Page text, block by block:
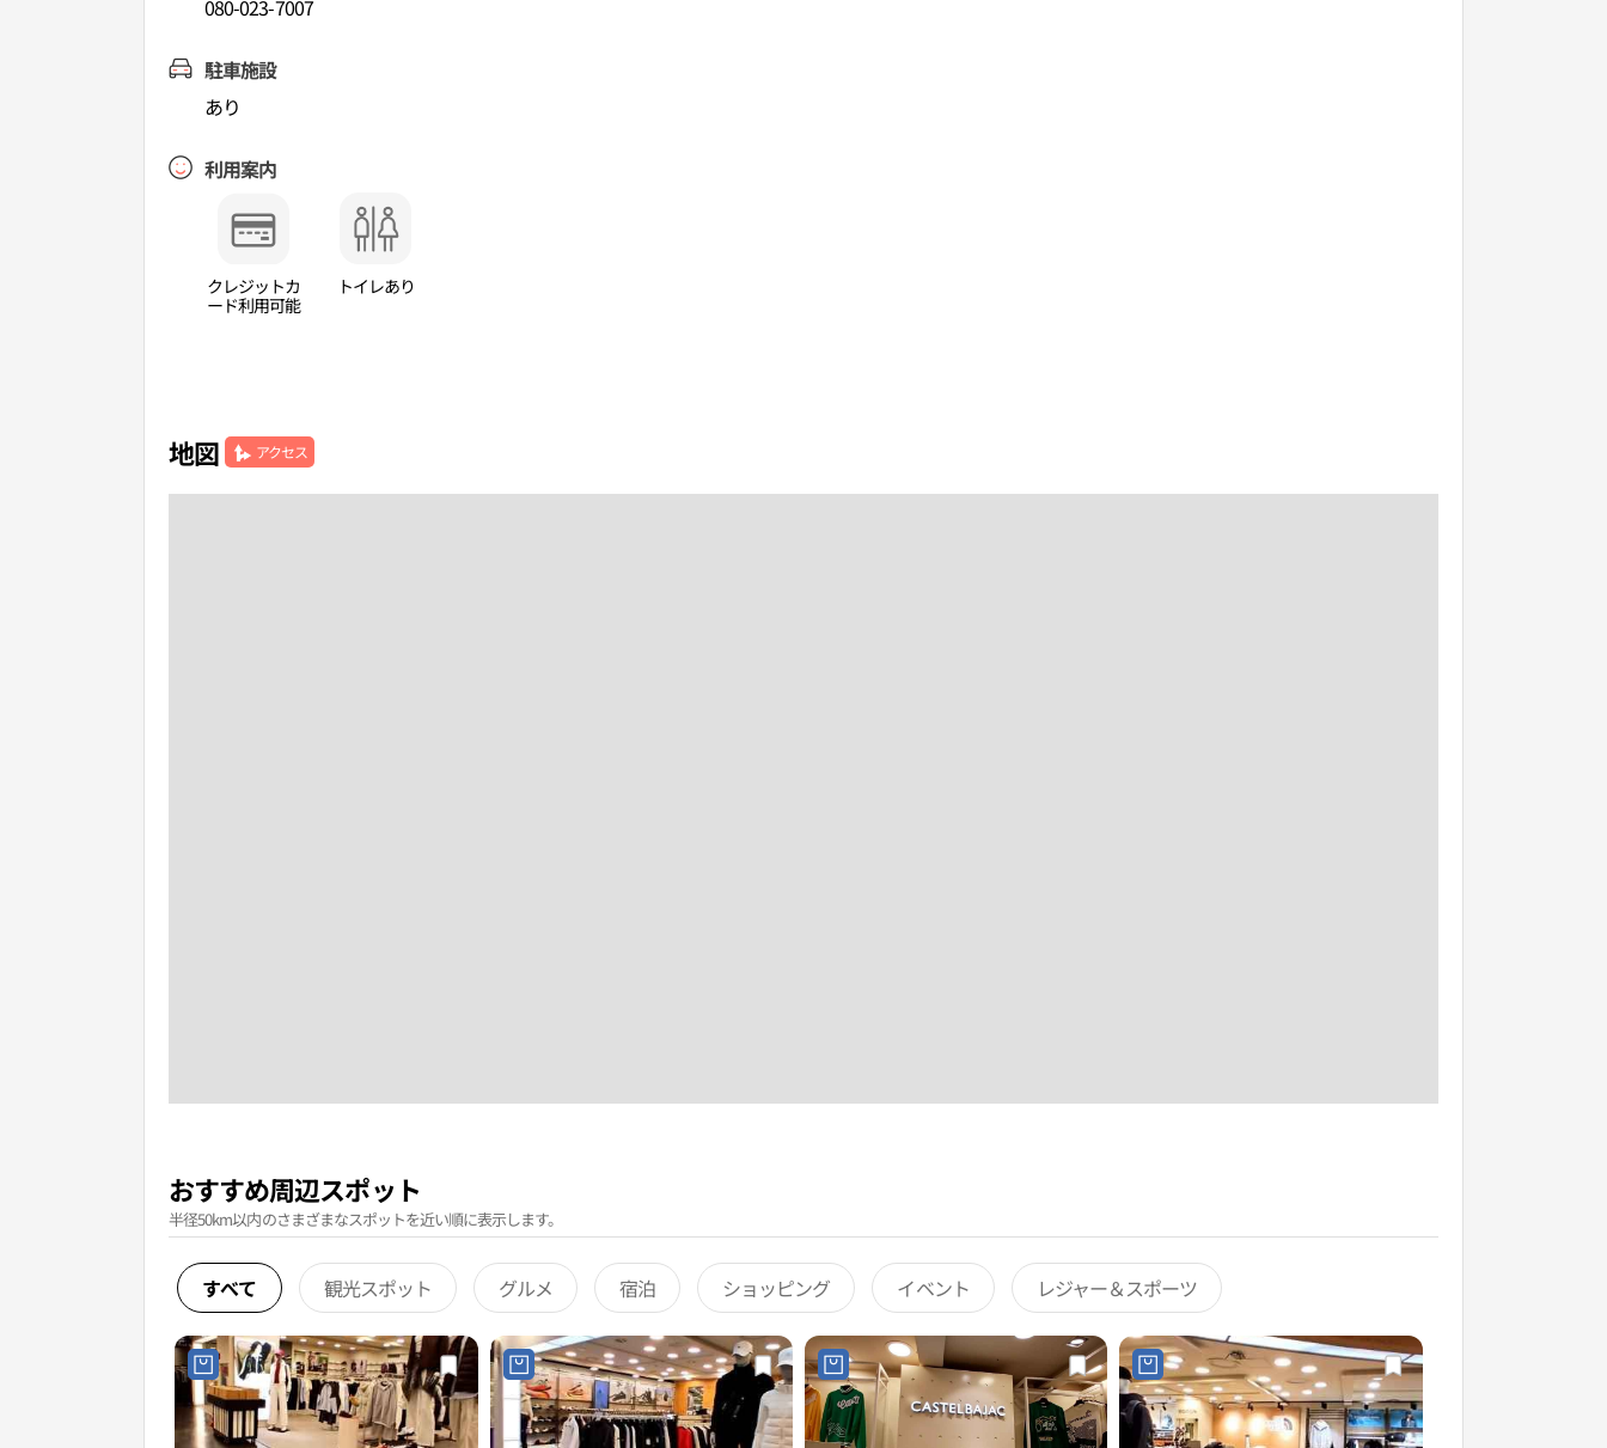
080-023-7007
駐車施設
あり
利用案内
クレジットカ
ード利用可能
トイレあり
地図 アクセス
おすすめ周辺スポット
半径50km以内のさまざまなスポットを近い順に表示します。
すべて 観光スポット グルメ 宿泊 ショッピング イベント レジャー＆スポーツ